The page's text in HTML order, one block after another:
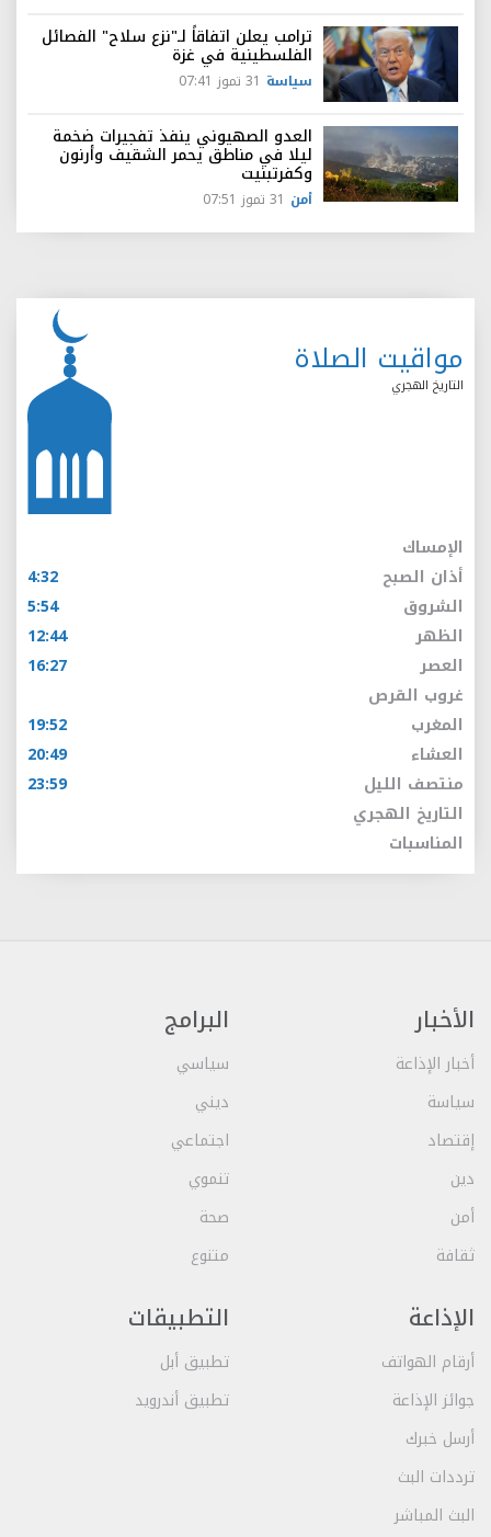
ترامب يعلن اتفاقاً لـ"نزع سلاح" الفصائل
الفلسطينية في غزة
سياسة 31 تموز 07:41
العدو الصهيوني ينفذ تفجيرات ضخمة
ليلا في مناطق يحمر الشقيف وأرنون
وكفرتبنيت
أمن 31 تموز 07:51
مواقيت الصلاة
التاريخ الهجري
الإمساك
أذان الصبح
4:32
الشروق
5:54
الظهر
12:44
العصر
16:27
غروب القرص
المغرب
19:52
العشاء
20:49
منتصف الليل
23:59
التاريخ الهجري
المناسبات
الأخبار
أخبار الإذاعة
سياسة
إقتصاد
دين
أمن
ثقافة
البرامج
سياسي
ديني
اجتماعي
تنموي
صحة
متنوع
الإذاعة
أرقام الهواتف
جوائز الإذاعة
أرسل خبرك
ترددات البث
البث المباشر
التطبيقات
تطبيق أبل
تطبيق أندرويد